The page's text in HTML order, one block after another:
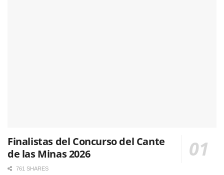
Finalistas del Concurso del Cante
de las Minas 2026
761 SHARES